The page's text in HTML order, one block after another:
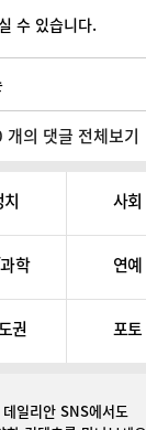
수 있습니다.
개의 댓글 전체보기
치 사회
학 연예
권 포토
데일리안 SNS에서도